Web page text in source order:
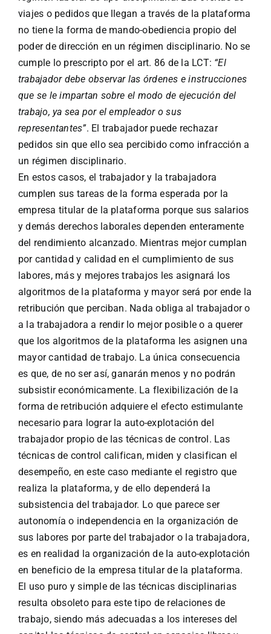
viajes o pedidos que llegan a través de la plataforma
no tiene la forma de mando-obediencia propio del
poder de dirección en un régimen disciplinario. No se
cumple lo prescripto por el art. 86 de la LCT: “El
trabajador debe observar las órdenes e instrucciones
que se le impartan sobre el modo de ejecución del
trabajo, ya sea por el empleador o sus
representantes”. El trabajador puede rechazar
pedidos sin que ello sea percibido como infracción a
un régimen disciplinario.
En estos casos, el trabajador y la trabajadora
cumplen sus tareas de la forma esperada por la
empresa titular de la plataforma porque sus salarios
y demás derechos laborales dependen enteramente
del rendimiento alcanzado. Mientras mejor cumplan
por cantidad y calidad en el cumplimiento de sus
labores, más y mejores trabajos les asignará los
algoritmos de la plataforma y mayor será por ende la
retribución que perciban. Nada obliga al trabajador o
a la trabajadora a rendir lo mejor posible o a querer
que los algoritmos de la plataforma les asignen una
mayor cantidad de trabajo. La única consecuencia
es que, de no ser así, ganarán menos y no podrán
subsistir económicamente. La flexibilización de la
forma de retribución adquiere el efecto estimulante
necesario para lograr la auto-explotación del
trabajador propio de las técnicas de control. Las
técnicas de control califican, miden y clasifican el
desempeño, en este caso mediante el registro que
realiza la plataforma, y de ello dependerá la
subsistencia del trabajador. Lo que parece ser
autonomía o independencia en la organización de
sus labores por parte del trabajador o la trabajadora,
es en realidad la organización de la auto-explotación
en beneficio de la empresa titular de la plataforma.
El uso puro y simple de las técnicas disciplinarias
resulta obsoleto para este tipo de relaciones de
trabajo, siendo más adecuadas a los intereses del